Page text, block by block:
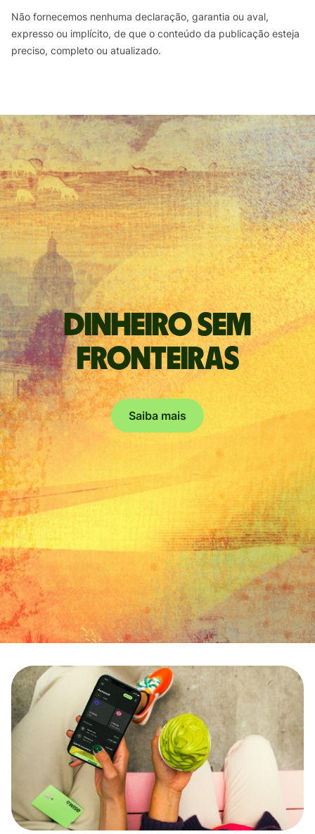
Não fornecemos nenhuma declaração, garantia ou aval,
expresso ou implícito, de que o conteúdo da publicação esteja
preciso, completo ou atualizado.
Dinheiro sem
fronteiras
Saiba mais